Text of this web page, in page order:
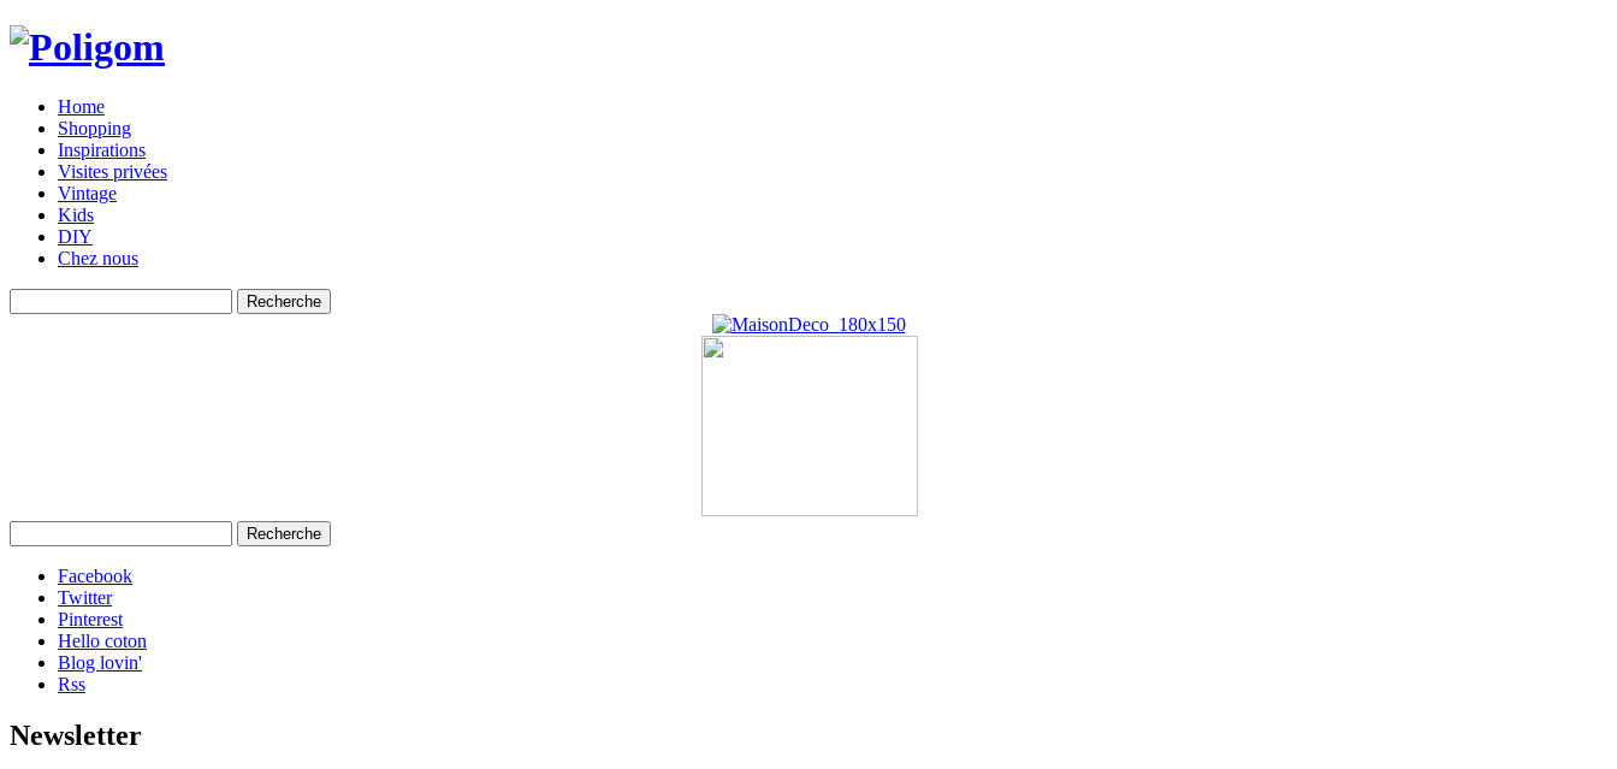
Home
Shopping
Inspirations
Visites privées
Vintage
Kids
DIY
Chez nous
Facebook
Twitter
Pinterest
Hello coton
Blog lovin'
Rss
Newsletter